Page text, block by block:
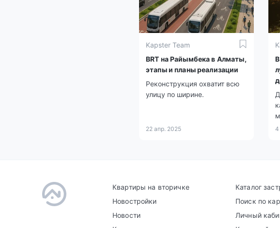
Kapster Team
BRT на Райымбека в Алматы,
этапы и планы реализации
Реконструкция охватит всю
улицу по ширине.
22 апр. 2025 4
Квартиры на вторичке
Новостройки
Новости
Каталог
Поиск по
Личный